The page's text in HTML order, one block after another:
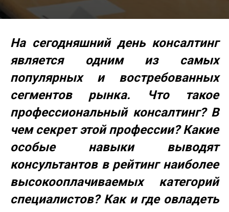
На сегодняшний день консалтинг
является одним из самых
популярных и востребованных
сегментов рынка. Что такое
профессиональный консалтинг? В
чем секрет этой профессии? Какие
особые навыки выводят
консультантов в рейтинг наиболее
высокооплачиваемых категорий
специалистов? Как и где овладеть